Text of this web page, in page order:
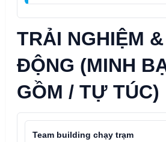
TRẢI NGHIỆM
ĐỘNG (MINH
GỒM / TỰ TÚC)
Team building chạy trạm